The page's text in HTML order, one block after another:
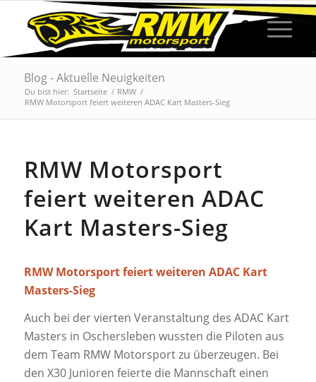
Blog - Aktuelle Neuigkeiten
Du bist hier: Startseite / RMW /
RMW Motorsport feiert weiteren ADAC Kart Masters-Sieg
RMW Motorsport
feiert weiteren ADAC
Kart Masters-Sieg
RMW Motorsport feiert weiteren ADAC Kart
Masters-Sieg
Auch bei der vierten Veranstaltung des ADAC Kart
Masters in Oschersleben wussten die Piloten aus
dem Team RMW Motorsport zu überzeugen. Bei
den X30 Junioren feierte die Mannschaft einen